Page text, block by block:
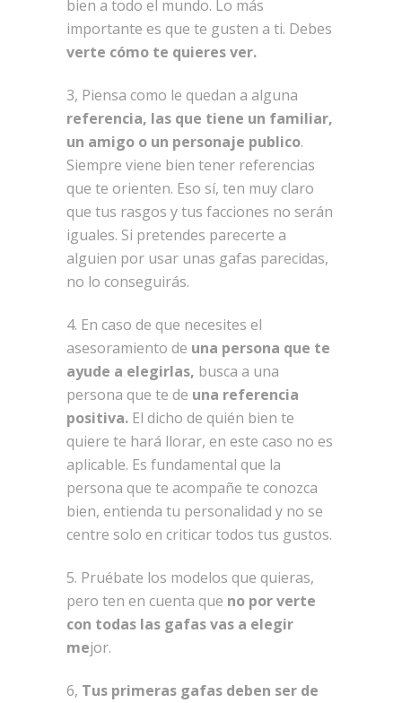
bien a todo el mundo. Lo más
importante es que te gusten a ti. Debes
verte cómo te quieres ver.
3, Piensa como le quedan a alguna
referencia, las que tiene un familiar,
un amigo o un personaje publico.
Siempre viene bien tener referencias
que te orienten. Eso sí, ten muy claro
que tus rasgos y tus facciones no serán
iguales. Si pretendes parecerte a
alguien por usar unas gafas parecidas,
no lo conseguirás.
4. En caso de que necesites el
asesoramiento de una persona que te
ayude a elegirlas, busca a una
persona que te de una referencia
positiva. El dicho de quién bien te
quiere te hará llorar, en este caso no es
aplicable. Es fundamental que la
persona que te acompañe te conozca
bien, entienda tu personalidad y no se
centre solo en criticar todos tus gustos.
5. Pruébate los modelos que quieras,
pero ten en cuenta que no por verte
con todas las gafas vas a elegir
mejor.
6, Tus primeras gafas deben ser de